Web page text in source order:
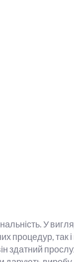
У
процедур, так
здатний